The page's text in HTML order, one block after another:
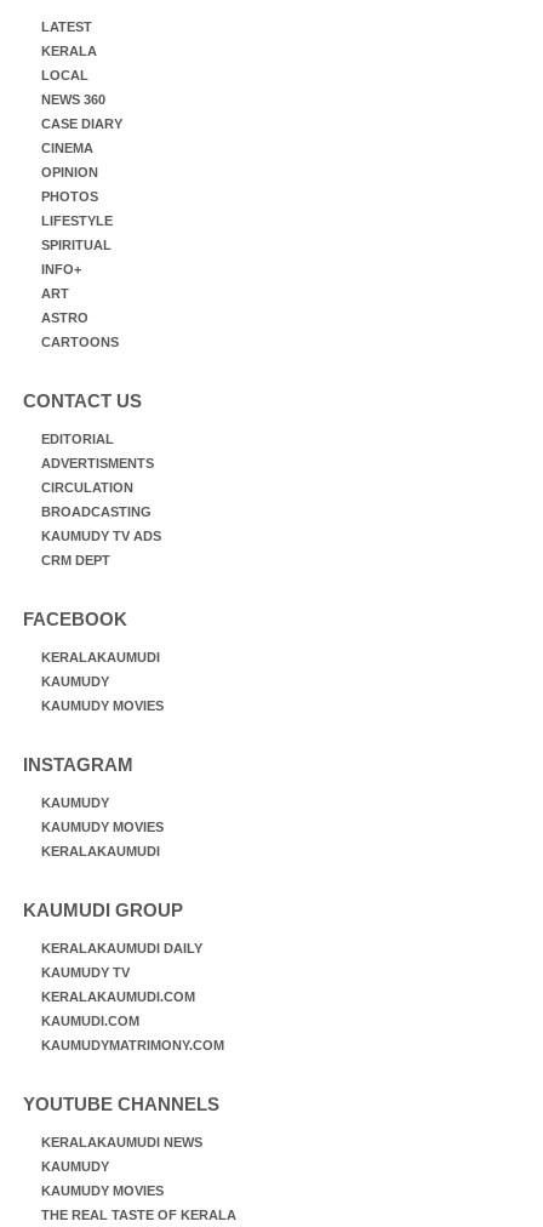
LATEST
KERALA
LOCAL
NEWS 360
CASE DIARY
CINEMA
OPINION
PHOTOS
LIFESTYLE
SPIRITUAL
INFO+
ART
ASTRO
CARTOONS
CONTACT US
EDITORIAL
ADVERTISMENTS
CIRCULATION
BROADCASTING
KAUMUDY TV ADS
CRM DEPT
FACEBOOK
KERALAKAUMUDI
KAUMUDY
KAUMUDY MOVIES
INSTAGRAM
KAUMUDY
KAUMUDY MOVIES
KERALAKAUMUDI
KAUMUDI GROUP
KERALAKAUMUDI DAILY
KAUMUDY TV
KERALAKAUMUDI.COM
KAUMUDI.COM
KAUMUDYMATRIMONY.COM
YOUTUBE CHANNELS
KERALAKAUMUDI NEWS
KAUMUDY
KAUMUDY MOVIES
THE REAL TASTE OF KERALA